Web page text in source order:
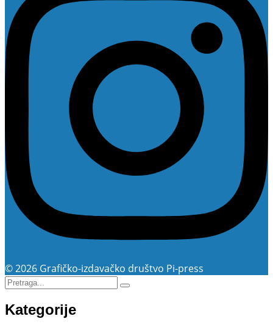
© 2026 Grafičko-izdavačko društvo Pi-press
Kategorije